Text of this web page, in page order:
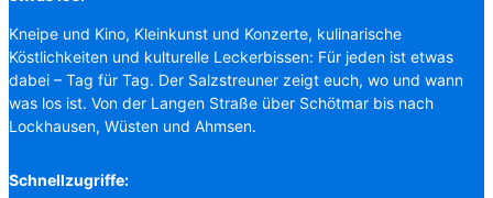
Kneipe und Kino, Kleinkunst und Konzerte, kulinarische
Köstlichkeiten und kulturelle Leckerbissen: Für jeden ist etwas
dabei – Tag für Tag. Der Salzstreuner zeigt euch, wo und wann
was los ist. Von der Langen Straße über Schötmar bis nach
Lockhausen, Wüsten und Ahmsen.
Schnellzugriffe: